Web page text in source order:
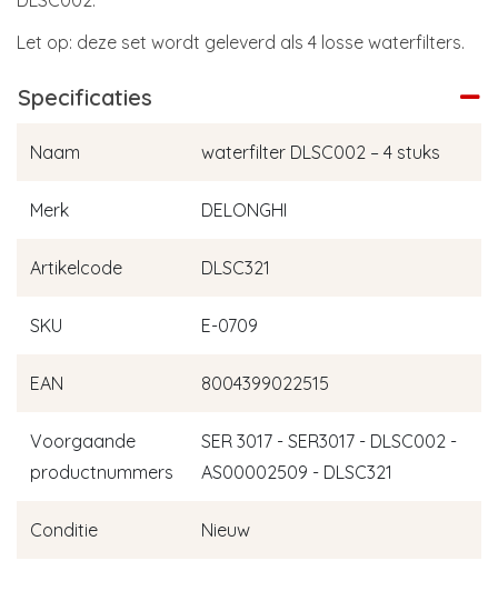
Let op: deze set wordt geleverd als 4 losse waterfilters.
Specificaties
Naam waterfilter DLSC002 – 4 stuks
Merk DELONGHI
Artikelcode DLSC321
SKU E-0709
EAN 8004399022515
Voorgaande
productnummers
SER 3017 - SER3017 - DLSC002 -
AS00002509 - DLSC321
Conditie Nieuw